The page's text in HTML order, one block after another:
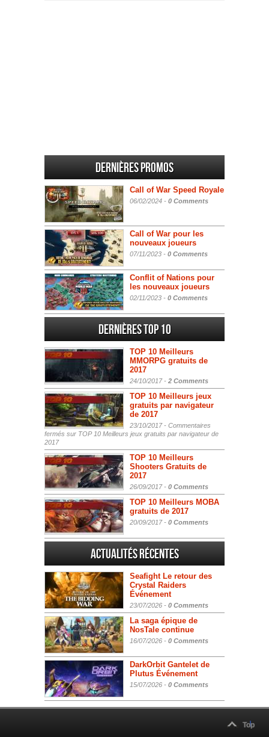
Dernières promos
Call of War Speed Royale
06/02/2024 - 0 Comments
Call of War pour les
nouveaux joueurs
07/11/2023 - 0 Comments
Conflit of Nations pour
les nouveaux joueurs
02/11/2023 - 0 Comments
Dernières Top 10
TOP 10 Meilleurs
MMORPG gratuits de
2017
24/10/2017 - 2 Comments
TOP 10 Meilleurs jeux
gratuits par navigateur
de 2017
23/10/2017 - Commentaires
fermés sur TOP 10 Meilleurs jeux gratuits par navigateur de
2017
TOP 10 Meilleurs
Shooters Gratuits de
2017
26/09/2017 - 0 Comments
TOP 10 Meilleurs MOBA
gratuits de 2017
20/09/2017 - 0 Comments
Actualités Récentes
Seafight Le retour des
Crystal Raiders
Événement
23/07/2026 - 0 Comments
La saga épique de
NosTale continue
16/07/2026 - 0 Comments
DarkOrbit Gantelet de
Plutus Événement
15/07/2026 - 0 Comments
Top